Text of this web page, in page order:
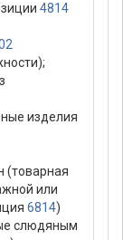
4814
изделия
(товарная
или
6814)
слюдяным